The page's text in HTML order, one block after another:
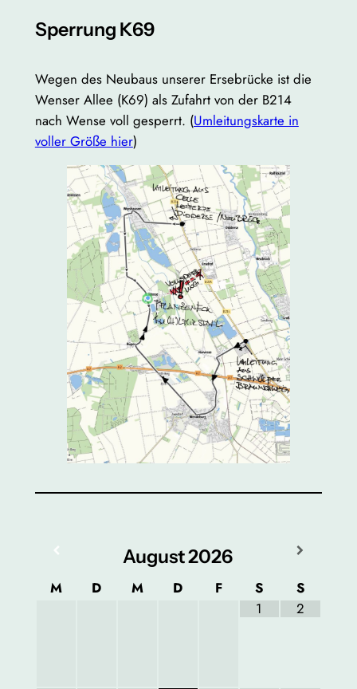
Sperrung K69
Wegen des Neubaus unserer Ersebrücke ist die
Wenser Allee (K69) als Zufahrt von der B214
nach Wense voll gesperrt. (Umleitungskarte in
voller Größe hier)
August2026
M D M D F S
S
1
2